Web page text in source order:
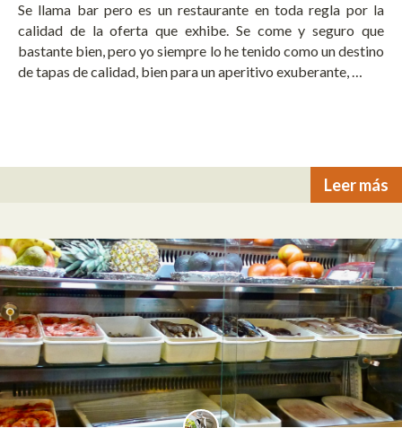
Se llama bar pero es un restaurante en toda regla por la
calidad de la oferta que exhibe. Se come y seguro que
bastante bien, pero yo siempre lo he tenido como un destino
de tapas de calidad, bien para un aperitivo exuberante, …
Leer más